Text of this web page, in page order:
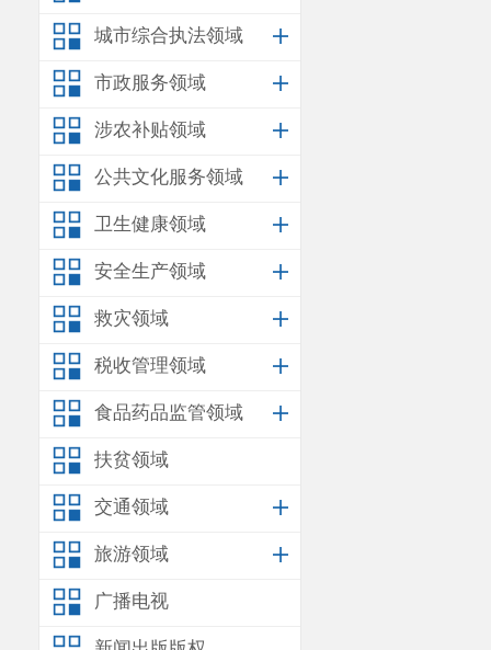
城市综合执法领域
市政服务领域
涉农补贴领域
公共文化服务领域
卫生健康领域
安全生产领域
救灾领域
税收管理领域
食品药品监管领域
扶贫领域
交通领域
旅游领域
广播电视